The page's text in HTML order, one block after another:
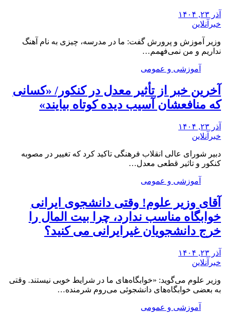
آذر ۲۳, ۱۴۰۴
خبرآنلاین
وزیر آموزش و پرورش گفت: ما در مدرسه، چیزی به نام آهنگ
نداریم و من نمی‌فهمم…
آموزشی و عمومی
آخرین خبر از تأثیر معدل در کنکور/ «کسانی
که منافعشان آسیب دیده کوتاه بیایند»
آذر ۲۳, ۱۴۰۴
خبرآنلاین
دبیر شورای عالی انقلاب فرهنگی تاکید کرد که تغییر در مصوبه
کنکور و تاثیر قطعی معدل…
آموزشی و عمومی
آقای وزیر علوم! وقتی دانشجوی ایرانی
خوابگاه مناسب ندارد، چرا بیت المال را
خرج دانشجویان غیرایرانی می کنید؟
آذر ۲۳, ۱۴۰۴
خبرآنلاین
وزیر علوم می‌گوید: «خوابگاه‌های ما در شرایط خوبی نیستند. وقتی
به بعضی خوابگاه‌های دانشجوئی می‌روم شرمنده…
آموزشی و عمومی